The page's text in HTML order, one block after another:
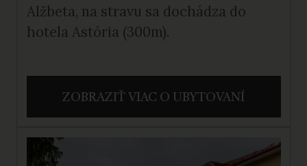
Alžbeta, na stravu sa dochádza do
hotela Astória (300m).
ZOBRAZIŤ VIAC O UBYTOVANÍ